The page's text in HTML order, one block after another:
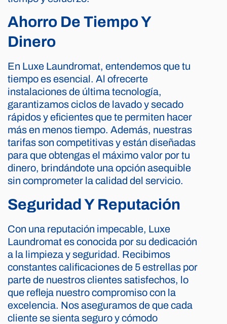
Ahorro De Tiempo Y
Dinero
En Luxe Laundromat, entendemos que tu
tiempo es esencial. Al ofrecerte
instalaciones de última tecnología,
garantizamos ciclos de lavado y secado
rápidos y eficientes que te permiten hacer
más en menos tiempo. Además, nuestras
tarifas son competitivas y están diseñadas
para que obtengas el máximo valor por tu
dinero, brindándote una opción asequible
sin comprometer la calidad del servicio.
Seguridad Y Reputación
Con una reputación impecable, Luxe
Laundromat es conocida por su dedicación
a la limpieza y seguridad. Recibimos
constantes calificaciones de 5 estrellas por
parte de nuestros clientes satisfechos, lo
que refleja nuestro compromiso con la
excelencia. Nos aseguramos de que cada
cliente se sienta seguro y cómodo